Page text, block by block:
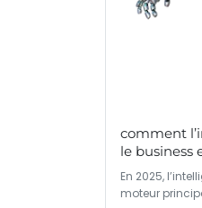
comment
le business
En 2025,
moteur